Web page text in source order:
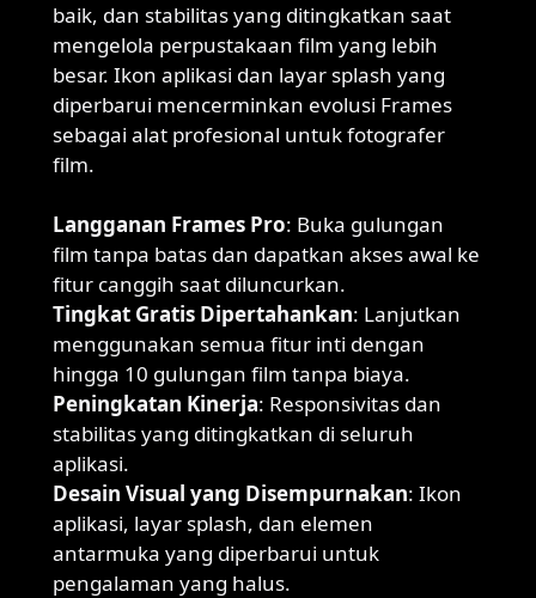
baik, dan stabilitas yang ditingkatkan saat
mengelola perpustakaan film yang lebih
besar. Ikon aplikasi dan layar splash yang
diperbarui mencerminkan evolusi Frames
sebagai alat profesional untuk fotografer
film.
Langganan Frames Pro: Buka gulungan
film tanpa batas dan dapatkan akses awal ke
fitur canggih saat diluncurkan.
Tingkat Gratis Dipertahankan: Lanjutkan
menggunakan semua fitur inti dengan
hingga 10 gulungan film tanpa biaya.
Peningkatan Kinerja: Responsivitas dan
stabilitas yang ditingkatkan di seluruh
aplikasi.
Desain Visual yang Disempurnakan: Ikon
aplikasi, layar splash, dan elemen
antarmuka yang diperbarui untuk
pengalaman yang halus.